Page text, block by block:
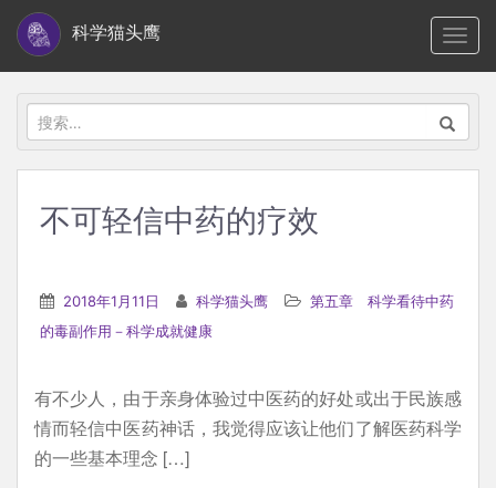
i
科学猫头鹰
搜
索：
不可轻信中药的疗效
2018年1月11日 科学猫头鹰
第五章 科学看待中药
的毒副作用－科学成就健康
有不少人，由于亲身体验过中医药的好处或出于民族感
情而轻信中医药神话，我觉得应该让他们了解医药科学
的一些基本理念 […]